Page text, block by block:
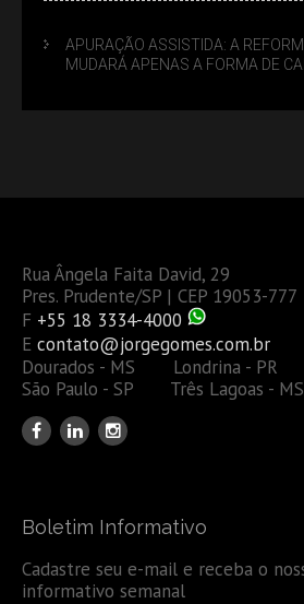
APURAÇÃO ASSISTIDA: A
MUDARÁ APENAS A FORMA DE
Rua Ângela Faita David, 29
Pres. Prudente/SP | CEP 19053-777
F +55 18 3334-4000
E contato@jorgegomes.com.br
Dourados - MS Londrina - PR
São Paulo - SP Três Lagoas - MS
Boletim Informativo
Cadastre seu e-mail e receba o
informativo semanal